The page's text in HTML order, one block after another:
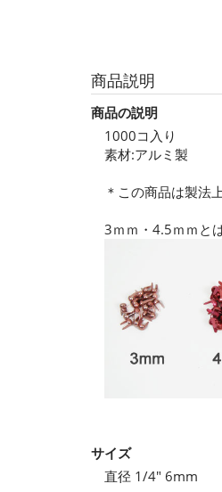
商品説明
商品の説明
1000コ入り
素材:アルミ製
＊この商品は製法
3ｍｍ・4.5ｍｍと
サイズ
直径 1/4" 6mm